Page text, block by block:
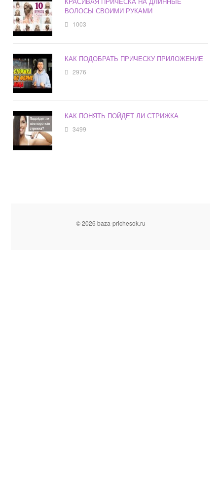
ВОЛОСЫ СВОИМИ РУКАМИ
1003
КАК ПОДОБРАТЬ ПРИЧЕСКУ ПРИЛОЖЕНИЕ
2976
КАК ПОНЯТЬ ПОЙДЕТ ЛИ СТРИЖКА
3499
© 2026 baza-prichesok.ru